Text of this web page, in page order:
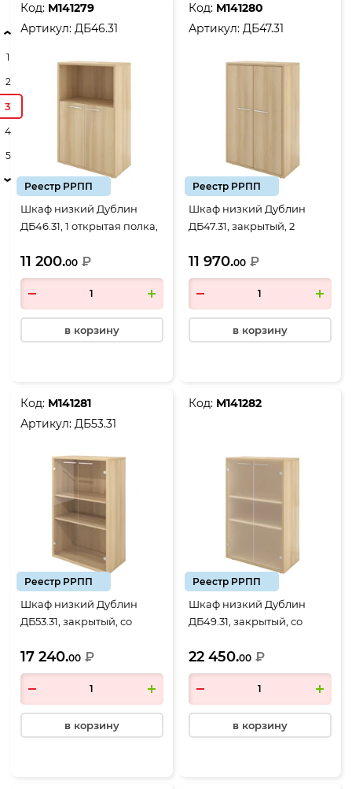
1
2
3
4
5
Код: М141279
Артикул:ДБ46.31
Реестр РРПП
Шкаф низкий Дублин
ДБ46.31, 1 открытая полка,
лорка
11 200.00 ₽
в корзину
Код: М141280
Артикул:ДБ47.31
Реестр РРПП
Шкаф низкий Дублин
ДБ47.31, закрытый, 2
Акация лорка
11 970.00 ₽
в корзину
Код: М141281
Артикул:ДБ53.31
Реестр РРПП
Шкаф низкий Дублин
ДБ53.31, закрытый, со
двери, 800*400*1250,
Акация лорка
17 240.00 ₽
в корзину
Код: М141282
Реестр РРПП
Шкаф низкий Дублин
ДБ49.31, закрытый, со
двери, 800*400*1250,
Акация лорка
22 450.00 ₽
в корзину